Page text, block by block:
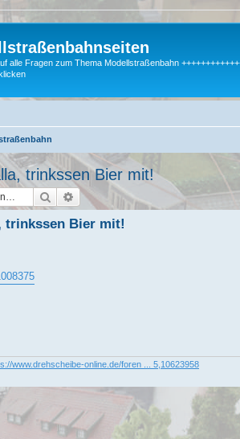
alle Fragen zum Thema Modellstraßenbahn
trinkssen Bier mit!
Suche Erweiterte Suche
trinkssen Bier mit!
www.drehscheibe-online.de/foren ... 5,10623958